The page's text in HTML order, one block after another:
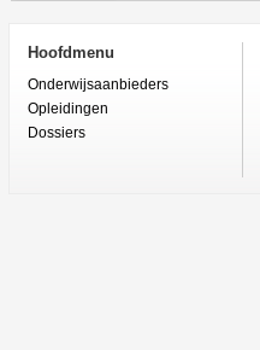
Hoofdmenu
Onderwijsaanbieders
Opleidingen
Dossiers